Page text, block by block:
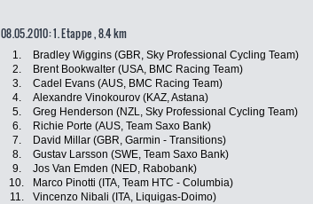
08.05.2010: 1. Etappe , 8.4 km
1. Bradley Wiggins (GBR, Sky Professional Cycling Team)
2.
Brent Bookwalter (USA, BMC Racing Team)
3.
Cadel Evans (AUS, BMC Racing Team)
4.
Alexandre Vinokourov (KAZ, Astana)
5.
Greg Henderson (NZL, Sky Professional Cycling Team)
6.
Richie Porte (AUS, Team Saxo Bank)
7.
David Millar (GBR, Garmin - Transitions)
8.
Gustav Larsson (SWE, Team Saxo Bank)
9.
Jos Van Emden (NED, Rabobank)
10.
Marco Pinotti (ITA, Team HTC - Columbia)
11.
Vincenzo Nibali (ITA, Liquigas-Doimo)